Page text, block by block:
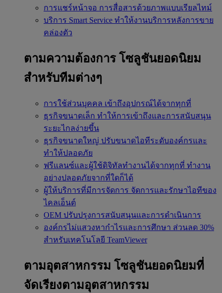
การแชร์หน้าจอ การสื่อสารด้วยภาพแบบเรียลไทม์
บริการ Smart Service ทำให้งานบริการหลังการขาย
คล่องตัว
ตามความต้องการ โซลูชันยอดนิยม
สำหรับทีมต่างๆ
การใช้ส่วนบุคคล เข้าถึงอุปกรณ์ได้จากทุกที่
ธุรกิจขนาดเล็ก ทำให้การเข้าถึงและการสนับสนุน
ระยะไกลง่ายขึ้น
ธุรกิจขนาดใหญ่ ปรับขนาดไอทีระดับองค์กรและ
ทำให้ปลอดภัย
ฟรีแลนซ์และผู้ใช้ดิจิทัลทำงานได้จากทุกที่ ทำงาน
อย่างปลอดภัยจากที่ใดก็ได้
ผู้ให้บริการที่มีการจัดการ จัดการและรักษาไอทีของ
ไคลเอ็นต์
OEM ปรับปรุงการสนับสนุนและการดำเนินการ
องค์กรไม่แสวงหากำไรและการศึกษา ส่วนลด 30%
สำหรับเทคโนโลยี TeamViewer
ตามอุตสาหกรรม โซลูชันยอดนิยมที่
จัดเรียงตามอุตสาหกรรม